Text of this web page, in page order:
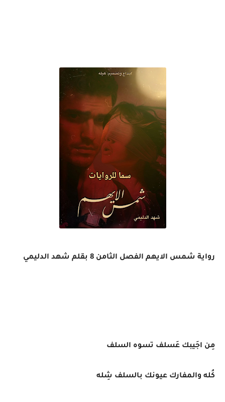
رواية شمس الايهم الفصل الثامن 8 بقلم شهد الدليمي
مِن اجَيبك عَسلف تسوه السلف
كُله والمفارك عيونك بالسلف شِله